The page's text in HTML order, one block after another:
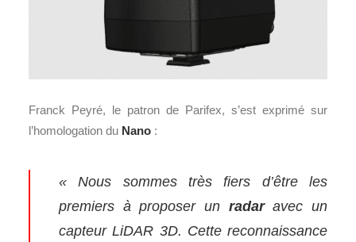
Franck Peyré, le patron de Parifex, s’est exprimé sur
l’homologation du Nano :
« Nous sommes très fiers d’être les
premiers à proposer un radaravec un
capteur LiDAR 3D. Cette reconnaissance